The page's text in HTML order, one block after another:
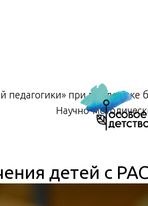
при поддержке
Научно-
детей с РАС